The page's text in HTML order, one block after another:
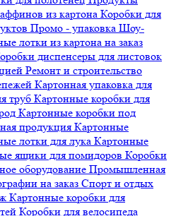
из картона Коробки для
Промо - упаковка Шоу-
лотки из картона на заказ
диспенсеры для листовок
Ремонт и строительство
Картонная упаковка для
труб Картонные коробки для
Картонные коробки под
продукция Картонные
лотки для лука Картонные
ящики для помидоров Коробки
оборудование Промышленная
на заказ Спорт и отдых
Картонные коробки для
Коробки для велосипеда